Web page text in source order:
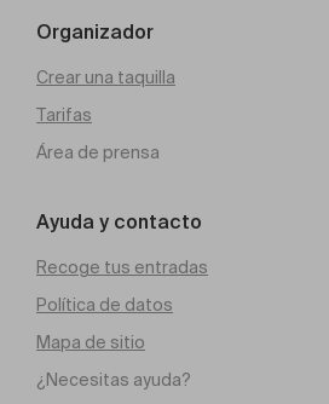
Organizador
Crear una taquilla
Tarifas
Área de prensa
Ayuda y contacto
Recoge tus entradas
Política de datos
Mapa de sitio
¿Necesitas ayuda?